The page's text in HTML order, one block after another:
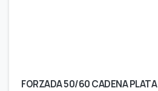
FORZADA 50/60 CADENA PLATA